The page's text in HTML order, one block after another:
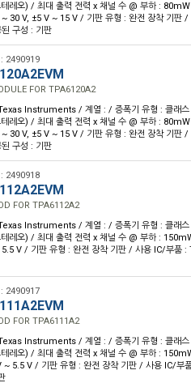
테레오) / 최대 출력 전력 x 채널 수 @ 부하 :
30 V, ±5 V ~ 15 V / 기판 유형 : 완전 장착 기판
구성 : 기판
: 2490919
FOR TPA6120A2
Instruments / 계열 : / 증폭기 유형 : 클래스
테레오) / 최대 출력 전력 x 채널 수 @ 부하 :
30 V, ±5 V ~ 15 V / 기판 유형 : 완전 장착 기판
구성 : 기판
: 2490918
FOR TPA6112A2
Instruments / 계열 : / 증폭기 유형 : 클래스
테레오) / 최대 출력 전력 x 채널 수 @ 부하 :
V / 기판 유형 : 완전 장착 기판 / 사용 IC/부품
: 2490917
FOR TPA6111A2
Instruments / 계열 : / 증폭기 유형 : 클래스
테레오) / 최대 출력 전력 x 채널 수 @ 부하 :
~ 5.5 V / 기판 유형 : 완전 장착 기판 / 사용 IC/부